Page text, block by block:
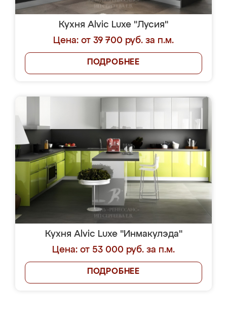
Кухня Alvic Luxe "Лусия"
Цена: от 39 700 руб. за п.м.
ПОДРОБНЕЕ
Кухня Alvic Luxe "Инмакулэда"
Цена: от 53 000 руб. за п.м.
ПОДРОБНЕЕ